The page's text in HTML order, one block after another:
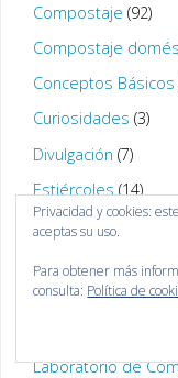
Compostaje (92)
Compostaje
Conceptos Básicos
Curiosidades (3)
Divulgación (7)
Estiércoles(14)
Fertilizantes
Formación
Grupos y Proyectos
Laboratorio de
Privacidad y cookies:
aceptas su uso.
Para obtener más
consulta: Política de